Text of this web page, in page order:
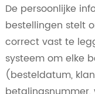
De persoonlijke
bestellingen stelt
correct vast te
systeem om elke
(besteldatum,